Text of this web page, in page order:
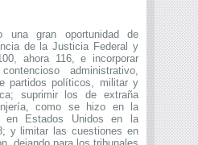
una gran oportunidad de
de la Justicia Federal y
ahora 116, e incorporar
administrativo,
partidos políticos, militar y
suprimir los de extraña
como se hizo en la
en Estados Unidos en la
y limitar las cuestiones en